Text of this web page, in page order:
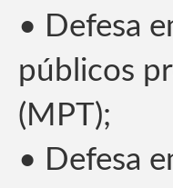
• Defesa
públicos
(MPT);
• Defesa